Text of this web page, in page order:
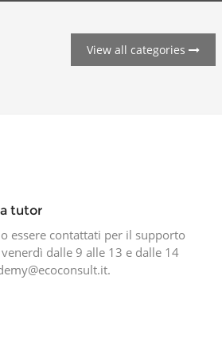
View all categories
tutor
essere contattati per il supporto
dalle 9 alle 13 e dalle 14